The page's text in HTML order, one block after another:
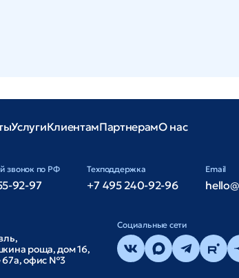
УслугиКлиентамПартнерамО нас
звонок по РФ
92-97
Техподдержка
+7 495 240-92-96
Email
роща, дом 16,
67а, офис №3
Cоциальные сети